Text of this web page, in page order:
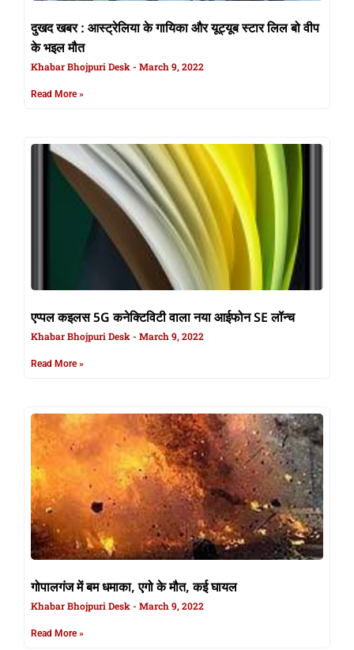
दुखद खबर : आस्ट्रेलिया के गायिका और यूट्यूब स्टार लिल बो वीप
के भइल मौत
Khabar Bhojpuri Desk March 9, 2022
Read More »
एप्पल कइलस 5G कनेक्टिविटी वाला नया आईफोन SE लॉन्च
Khabar Bhojpuri Desk March 9, 2022
Read More »
गोपालगंज में बम धमाका, एगो के मौत, कई घायल
Khabar Bhojpuri Desk March 9, 2022
Read More »